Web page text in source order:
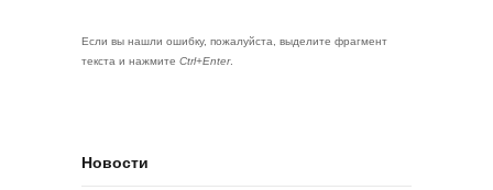
Если вы нашли ошибку, пожалуйста, выделите фрагмент
текста и нажмите Ctrl+Enter.
Новости